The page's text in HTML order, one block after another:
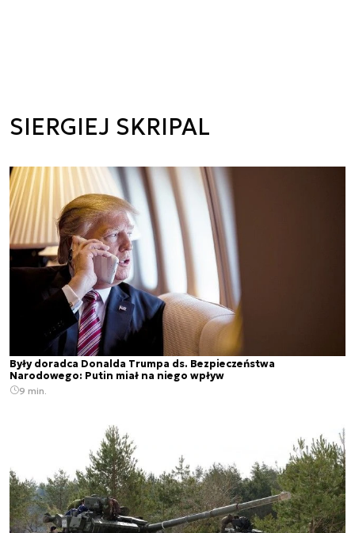
SIERGIEJ SKRIPAL
Były doradca Donalda Trumpa ds. Bezpieczeństwa
Narodowego: Putin miał na niego wpływ
9 min.